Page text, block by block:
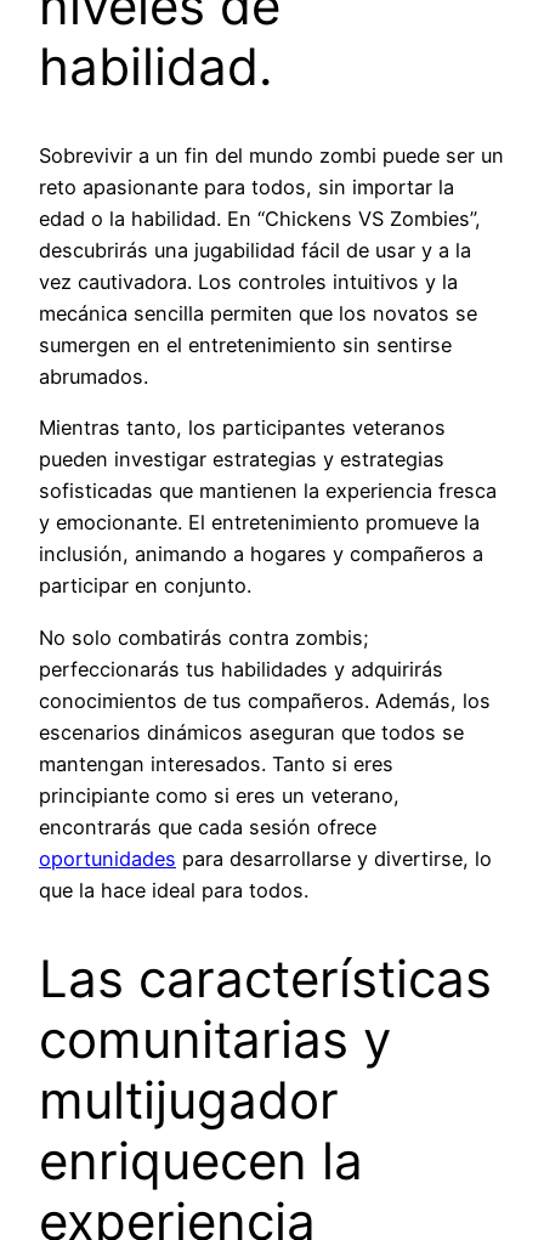
habilidad.
Sobrevivir a un fin del mundo zombi puede ser un
reto apasionante para todos, sin importar la
edad o la habilidad. En “Chickens VS Zombies”,
descubrirás una jugabilidad fácil de usar y a la
vez cautivadora. Los controles intuitivos y la
mecánica sencilla permiten que los novatos se
sumergen en el entretenimiento sin sentirse
abrumados.
Mientras tanto, los participantes veteranos
pueden investigar estrategias y estrategias
sofisticadas que mantienen la experiencia fresca
y emocionante. El entretenimiento promueve la
inclusión, animando a hogares y compañeros a
participar en conjunto.
No solo combatirás contra zombis;
perfeccionarás tus habilidades y adquirirás
conocimientos de tus compañeros. Además, los
escenarios dinámicos aseguran que todos se
mantengan interesados. Tanto si eres
principiante como si eres un veterano,
encontrarás que cada sesión ofrece
oportunidades para desarrollarse y divertirse, lo
que la hace ideal para todos.
Las características
comunitarias y
multijugador
enriquecen la
experiencia